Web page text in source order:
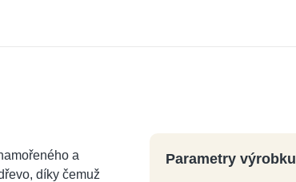
a
díky čemuž
Parametry výrobku